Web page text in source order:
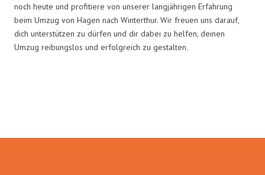
noch heute und profitiere von unserer langjährigen Erfahrung
beim Umzug von Hagen nach Winterthur. Wir freuen uns darauf,
dich unterstützen zu dürfen und dir dabei zu helfen, deinen
Umzug reibungslos und erfolgreich zu gestalten.